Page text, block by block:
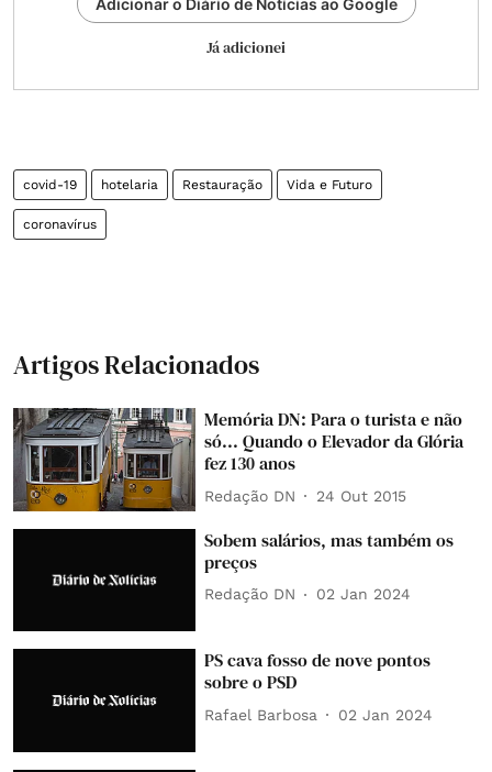
Adicionar o Diário de Notícias ao Google
Já adicionei
covid-19 hotelaria Restauração Vida e Futuro
coronavírus
Artigos Relacionados
Memória DN: Para o turista e não
só... Quando o Elevador da Glória
fez 130 anos
Redação DN 24 Out 2015
Sobem salários, mas também os
preços
Redação DN 02 Jan 2024
PS cava fosso de nove pontos
sobre o PSD
Rafael Barbosa 02 Jan 2024